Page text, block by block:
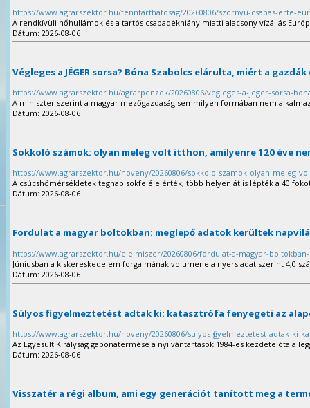
https://www.agrarszektor.hu/fenntarthatosag/20260806/szornyu-csapas-erte-
A rendkívüli hőhullámok és a tartós csapadékhiány miatti alacsony vízállás
Dátum: 2026-08-06
Végleges a JÉGER sorsa? Bóna Szabolcs elárulta, miért a
https://www.agrarszektor.hu/agrarpenzek/20260806/vegleges-a-jeger-sorsa-
A miniszter szerint a magyar mezőgazdaság semmilyen formában nem
Dátum: 2026-08-06
Sokkoló számok: olyan meleg volt itthon, amilyenre 120 éve
https://www.agrarszektor.hu/noveny/20260806/sokkolo-szamok-olyan-meleg-
A csúcshőmérsékletek tegnap sokfelé elérték, több helyen át is lépték a 40
Dátum: 2026-08-06
Fordulat a magyar boltokban: meglepő adatok kerültek
https://www.agrarszektor.hu/elelmiszer/20260806/fordulat-a-magyar-
Júniusban a kiskereskedelem forgalmának volumene a nyers adat szerint 4,0
Dátum: 2026-08-06
Súlyos figyelmeztetést adtak ki: katasztrófa fenyegeti az
https://www.agrarszektor.hu/noveny/20260806/sulyos-figyelmeztetest-adtak-ki-
Az Egyesült Királyság gabonatermése a nyilvántartások 1984-es kezdete óta a
Dátum: 2026-08-06
Visszatér a régi album, ami egy generációt tanított meg a